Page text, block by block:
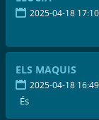
2025-04-18 17:10
ELS MAQUIS
2025-04-18 16:49
És